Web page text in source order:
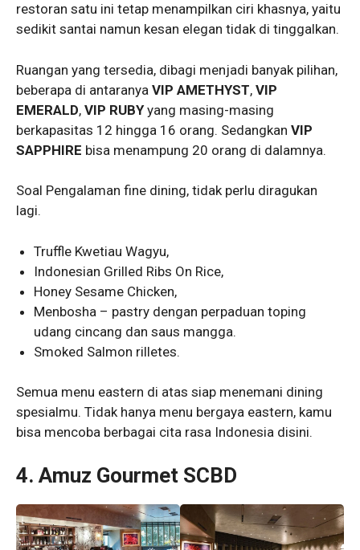
restoran satu ini tetap menampilkan ciri khasnya, yaitu
sedikit santai namun kesan elegan tidak di tinggalkan.
Ruangan yang tersedia, dibagi menjadi banyak pilihan,
beberapa di antaranya VIP AMETHYST, VIP
EMERALD, VIP RUBYyang masing-masing
berkapasitas 12 hingga 16 orang. Sedangkan VIP
SAPPHIRE bisa menampung 20 orang di dalamnya.
Soal Pengalaman fine dining, tidak perlu diragukan
lagi.
Truffle Kwetiau Wagyu,
Indonesian Grilled Ribs On Rice,
Honey Sesame Chicken,
Menbosha – pastry dengan perpaduan toping
udang cincang dan saus mangga.
Smoked Salmon rilletes.
Semua menu eastern di atas siap menemani dining
spesialmu. Tidak hanya menu bergaya eastern, kamu
bisa mencoba berbagai cita rasa Indonesia disini.
4. Amuz Gourmet SCBD